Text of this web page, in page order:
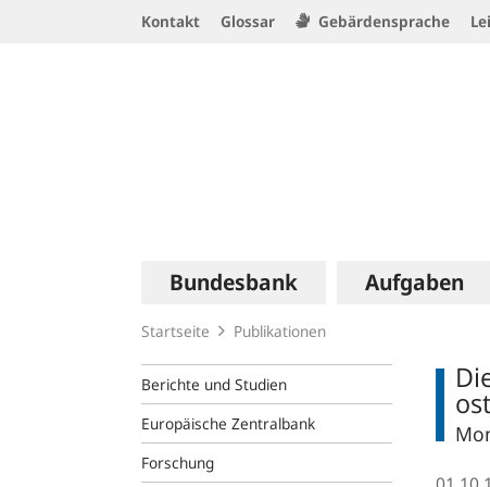
Kontakt Glossar Gebärdensprache
Hauptnavigation
Bundesbank Aufgaben
Startseite Publikationen
Berichte und Studien
Europäische Zentralbank
Forschung